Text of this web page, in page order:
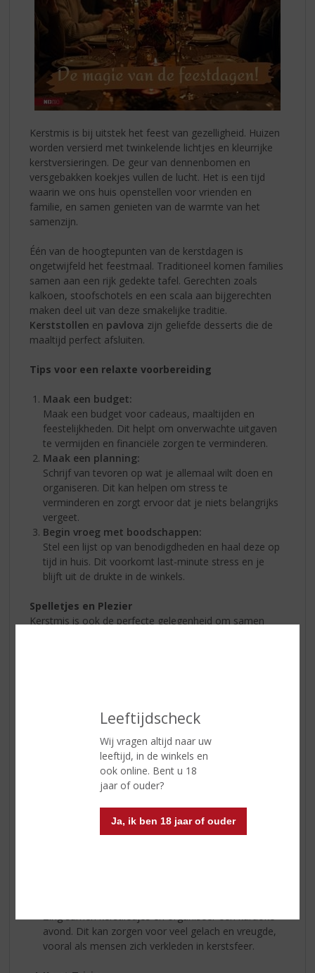
Leeftijdscheck
Wij vragen altijd naar uw
leeftijd, in de winkels en
ook online. Bent u 18
jaar of ouder?
Ja, ik ben 18 jaar of ouder
Kerstmis is bij uitstek het feest van gezelligheid. Huizen
worden versierd met twinkelende lichtjes en kleurrijke
kerstversieringen. De geur van dennenbomen en
versgebakken koekjes vullen de lucht. Het is een tijd
waarin we ons huis openstellen voor vrienden en
familie, en samen genieten van de warmte van het
samenzijn.
Één van de hoogtepunten van de kerstdagen is
ongetwijfeld het feestmaal. Traditioneel komen families
samen aan een rijk gedekte tafel. Gerechten zoals
kalkoen, stoofschotels en een scala aan bijgerechten
maken deel uit van deze smakelijke traditie.
Kerststollen en pavlova zijn geliefde desserts die de
maaltijd perfect afsluiten.
Tips voor een relaxte voorbereiding
Maak een budget:
Maak een budget voor cadeaus, maaltijden en
feestelijkheden. Dit helpt om onverwachte uitgaven
te vermijden en financiële zorgen te verminderen.
Maak een planning:
Schrijf van tevoren op wat je allemaal wilt doen en
organiseren. Dit kan helpen om stress te
verminderen en zorgt ervoor dat je niets belangrijks
vergeet.
Begin vroeg met boodschappen:
Stel een lijst op van benodigdheden en haal deze op
tijd in huis. Dit voorkomt last-minute stress en je
blijft uit de drukte in de winkels.
Spelletjes en Plezier
Kerstmis is ook de perfecte gelegenheid om samen
Kerst Bingo:
Maak bingokaarten met afbeeldingen of woorden
die met Kerst te maken hebben, zoals kerstbomen,
sneeuwpoppen, en cadeaus. Geef kleine prijsjes aan
de winnaars om het extra spannend te maken.
het in het midden van de tafel. Om de beurt kiest
Zing samen kerstliedjes en organiseer een karaoke-
avond. Dit kan zorgen voor veel gelach en vreugde,
vooral als mensen zich verkleden in kerstsfeer.